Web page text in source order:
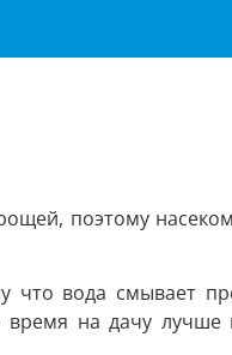
поэтому
что вода смывает
на дачу лучше